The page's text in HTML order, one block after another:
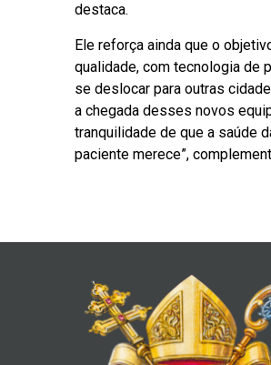
destaca.
Ele reforça ainda que o
qualidade, com tecnologia de
se deslocar para outras
a chegada desses novos
tranquilidade de que a saúde
paciente merece”,